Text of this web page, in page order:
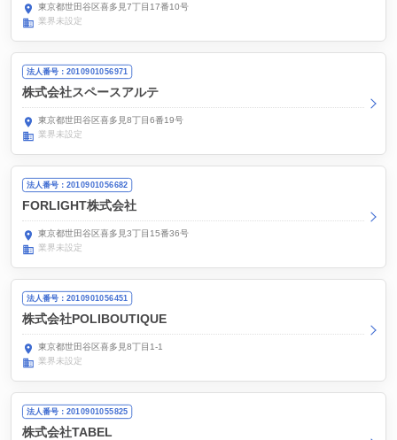
東京都世田谷区喜多見7丁目17番10号
業界未設定
法人番号：2010901056971
株式会社スペースアルテ
東京都世田谷区喜多見8丁目6番19号
業界未設定
法人番号：2010901056682
FORLIGHT株式会社
東京都世田谷区喜多見3丁目15番36号
業界未設定
法人番号：2010901056451
株式会社POLIBOUTIQUE
東京都世田谷区喜多見8丁目1-1
業界未設定
法人番号：2010901055825
株式会社TABEL